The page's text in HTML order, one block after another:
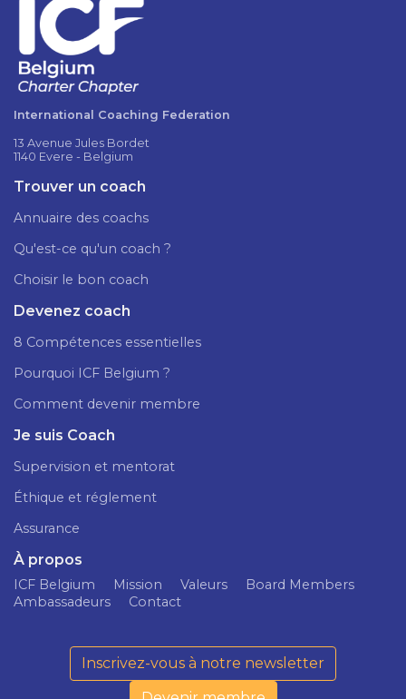
International Coaching Federation
13 Avenue Jules Bordet
1140 Evere - Belgium
Trouver un coach
Annuaire des coachs
Qu'est-ce qu'un coach ?
Choisir le bon coach
Devenez coach
8 Compétences essentielles
Pourquoi ICF Belgium ?
Comment devenir membre
Je suis Coach
Supervision et mentorat
Éthique et réglement
Assurance
À propos
ICF Belgium Mission Valeurs
Board Members
Ambassadeurs
Contact
Inscrivez-vous à notre newsletter